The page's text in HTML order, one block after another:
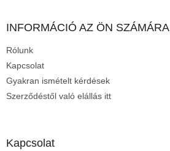
INFORMÁCIÓ AZ ÖN SZÁMÁRA
Rólunk
Kapcsolat
Gyakran ismételt kérdések
Szerződéstől való elállás itt
Kapcsolat